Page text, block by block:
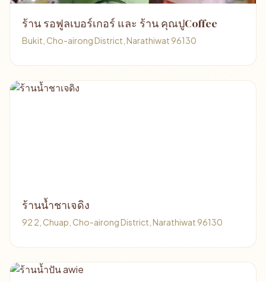
ร้าน รอฟูลเบอร์เกอร์ และ ร้าน คุณปูCoffee
Bukit, Cho-airong District, Narathiwat 96130
ร้านน้ำชาเจดิง
92 2, Chuap, Cho-airong District, Narathiwat 96130